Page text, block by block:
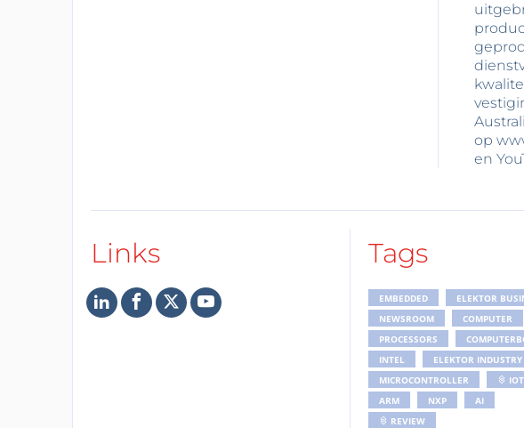
op
en
Links Tags
EMBEDDED
ELEKTOR
NEWSROOM
COMPUTER
PROCESSORS
INTEL
ELEKTOR INDUSTRY
MICROCONTROLLER
IOT
ARM
NXP
AI
REVIEW